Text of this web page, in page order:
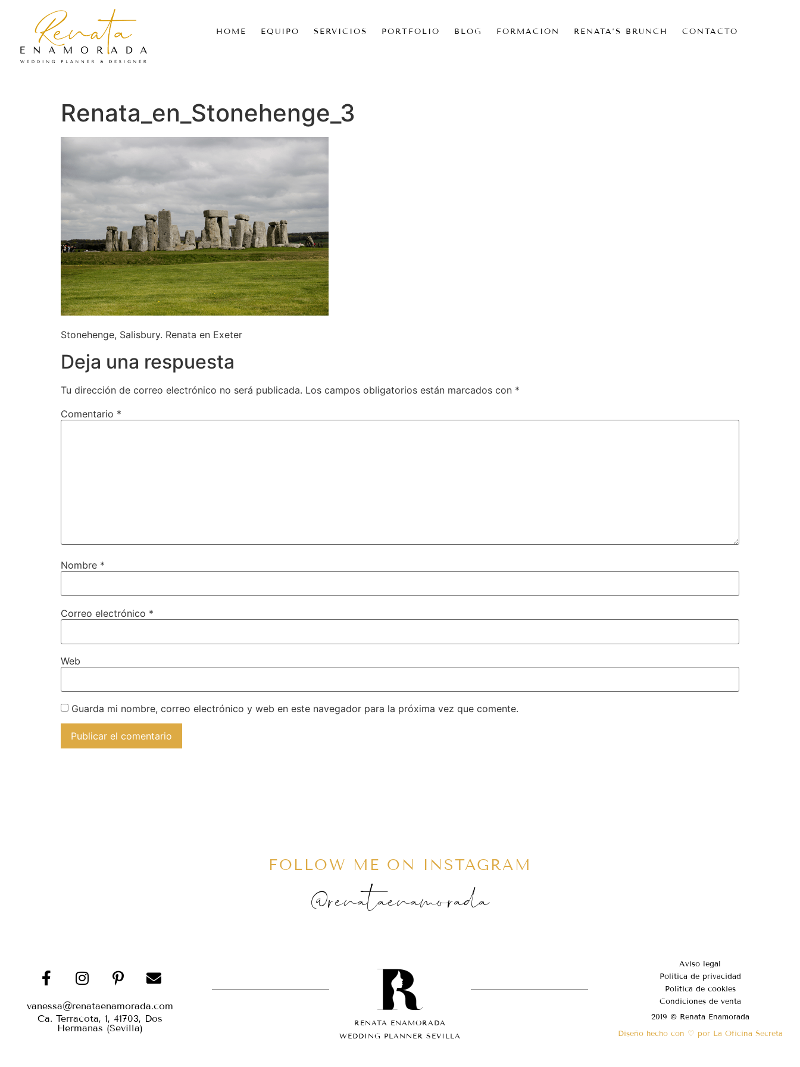
HOME EQUIPO SERVICIOS PORTFOLIO BLOG FORMACIÓN RENATA’S BRUNCH CONTACTO
Renata_en_Stonehenge_3
Stonehenge, Salisbury. Renata en Exeter
Deja una respuesta
Tu dirección de correo electrónico no será publicada. Los campos obligatorios están marcados con *
Comentario *
Nombre *
Correo electrónico *
Web
Guarda mi nombre, correo electrónico y web en este navegador para la próxima vez que comente.
FOLLOW ME ON INSTAGRAM
@renataenamorada
vanessa@renataenamorada.com
Ca. Terracota, 1, 41703, Dos
Hermanas (Sevilla)
RENATA ENAMORADA
WEDDING PLANNER SEVILLA
Aviso legal
Política de privacidad
Política de cookies
Condiciones de venta
2019 © Renata Enamorada
Diseño hecho con ♡ por La Oficina Secreta